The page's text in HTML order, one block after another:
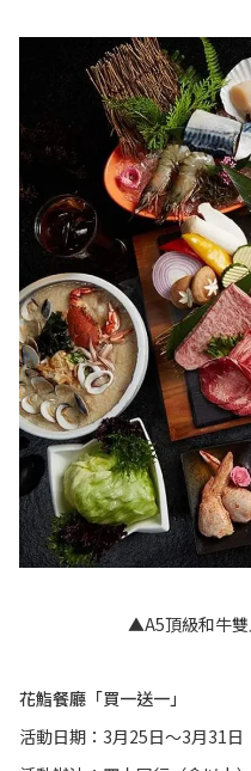
▲A5頂級和牛雙
花鮨餐廳「買一送一」
活動日期：3月25日～3月31日